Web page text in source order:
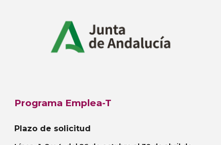
Programa Emplea-T
Plazo de solicitud